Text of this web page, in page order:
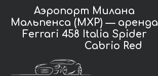
Аэропорт Милана
Мальпенса (MXP) — аренда
Ferrari 458 Italia Spider
Cabrio Red